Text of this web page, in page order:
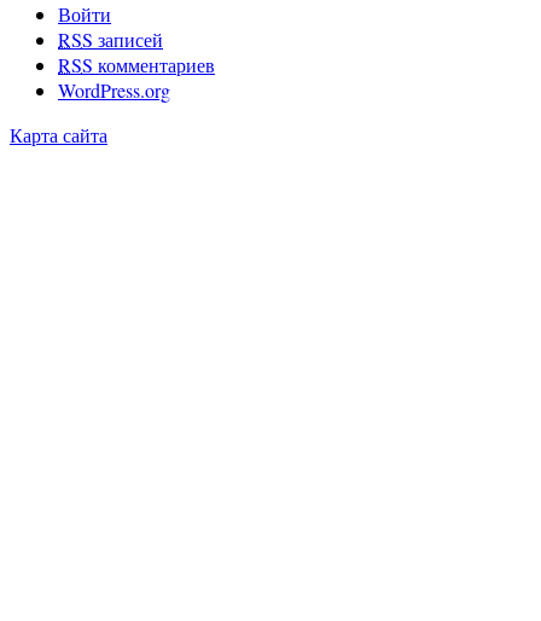
Войти
RSS записей
RSS комментариев
WordPress.org
Карта сайта